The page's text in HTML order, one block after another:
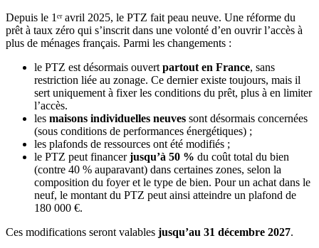
Depuis le 1ᵉʳ avril 2025, le PTZ fait peau neuve. Une réforme du
prêt à taux zéro qui s’inscrit dans une volonté d’en ouvrir l’accès à
plus de ménages français. Parmi les changements :
le PTZ est désormais ouvert partout en France, sans
restriction liée au zonage. Ce dernier existe toujours, mais il
sert uniquement à fixer les conditions du prêt, plus à en limiter
l’accès.
les maisons individuelles neuves sont désormais concernées
(sous conditions de performances énergétiques) ;
les plafonds de ressources ont été modifiés ;
le PTZ peut financerjusqu’à 50 % du coût total du bien
(contre 40 % auparavant) dans certaines zones, selon la
composition du foyer et le type de bien. Pour un achat dans le
neuf, le montant du PTZ peut ainsi atteindre un plafond de
180 000 €.
Ces modifications seront valables jusqu’au 31 décembre 2027.